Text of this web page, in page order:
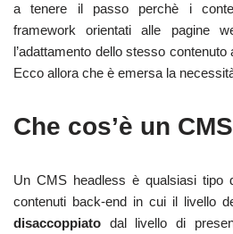
a tenere il passo perchè i
framework orientati alle pagine
l’adattamento dello stesso
Ecco allora che è emersa la
Che cos’è un
Un CMS headless è qualsiasi tipo
contenuti back-end in cui il livello
disaccoppiato dal livello di